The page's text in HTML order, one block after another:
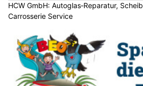
HCW GmbH: Autoglas‑Reparatur,
Carrosserie Service